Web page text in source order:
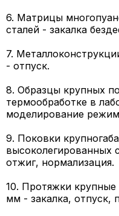
6. Матрицы
сталей - закалка
7.
- отпуск.
8. Образцы крупных
термообработке в
моделирование
9. Поковки
высоколегированных
отжиг, нормализация.
10. Протяжки
мм - закалка, отпуск,